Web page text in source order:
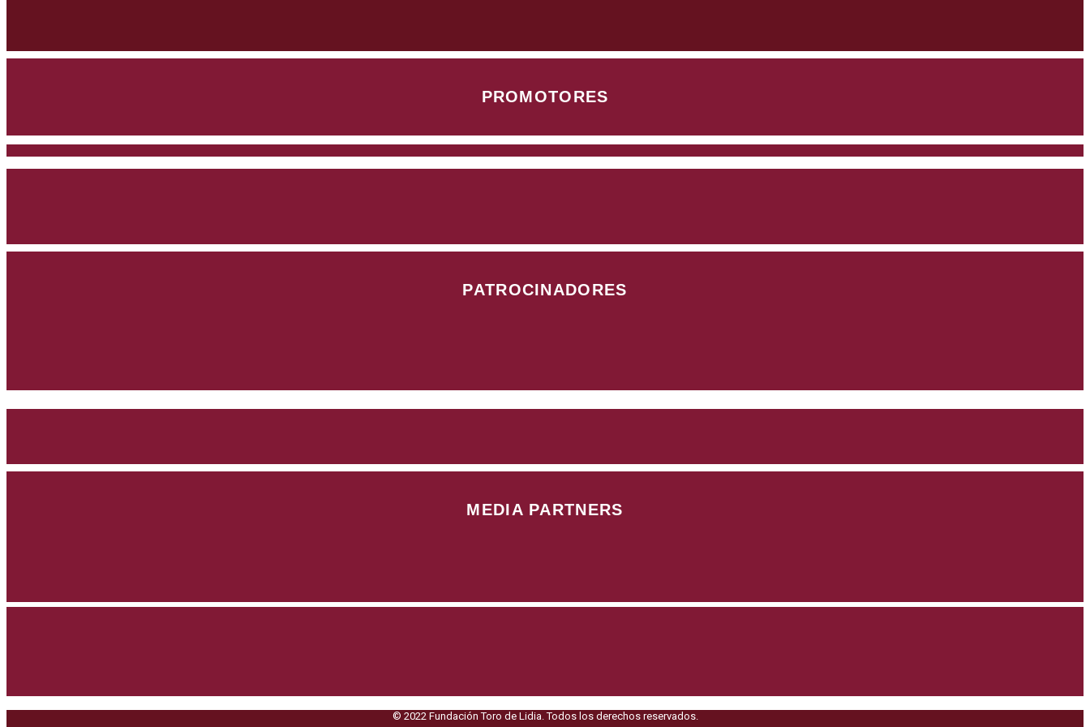
PROMOTORES
PATROCINADORES
MEDIA PARTNERS
© 2022 Fundación Toro de Lidia. Todos los derechos reservados.